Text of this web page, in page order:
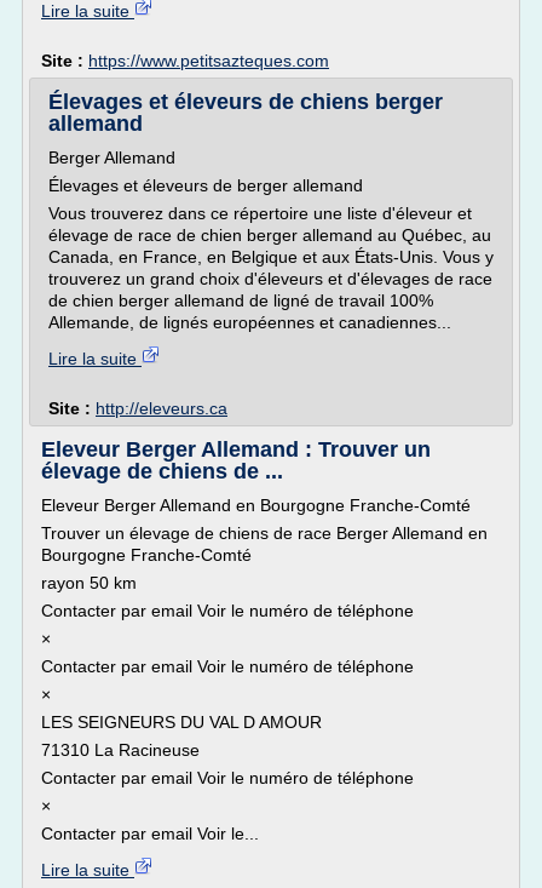
Lire la suite
Site : https://www.petitsazteques.com
Élevages et éleveurs de chiens berger
allemand
Berger Allemand
Élevages et éleveurs de berger allemand
Vous trouverez dans ce répertoire une liste d'éleveur et
élevage de race de chien berger allemand au Québec, au
Canada, en France, en Belgique et aux États-Unis. Vous y
trouverez un grand choix d'éleveurs et d'élevages de race
de chien berger allemand de ligné de travail 100%
Allemande, de lignés européennes et canadiennes...
Lire la suite
Site : http://eleveurs.ca
Eleveur Berger Allemand : Trouver un
élevage de chiens de ...
Eleveur Berger Allemand en Bourgogne Franche-Comté
Trouver un élevage de chiens de race Berger Allemand en
Bourgogne Franche-Comté
rayon 50 km
Contacter par email Voir le numéro de téléphone
×
Contacter par email Voir le numéro de téléphone
×
LES SEIGNEURS DU VAL D AMOUR
71310 La Racineuse
Contacter par email Voir le numéro de téléphone
×
Contacter par email Voir le...
Lire la suite